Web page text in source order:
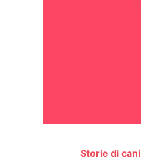
Storie di cani